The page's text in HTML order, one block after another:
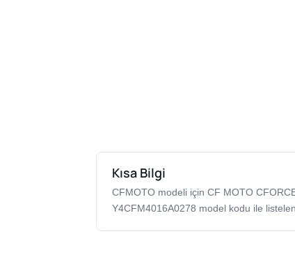
Kısa Bilgi
CFMOTO modeli için CF MOTO
Y4CFM4016A0278 model kodu ile